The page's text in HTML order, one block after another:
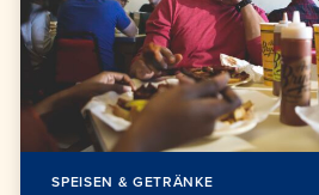
SPEISEN & GETRÄNKE